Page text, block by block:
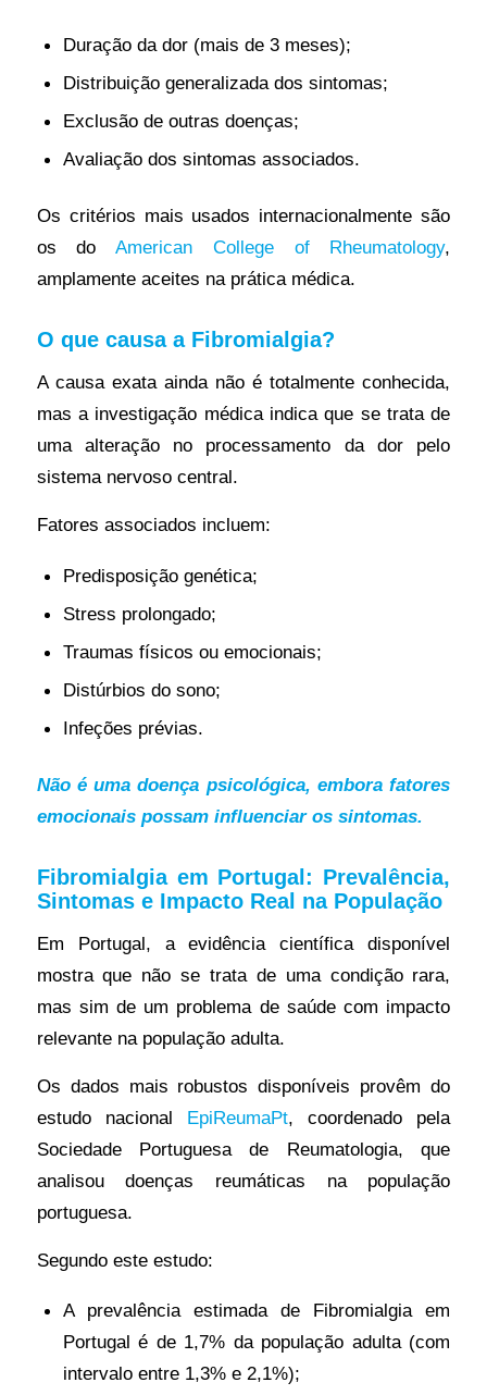
Duração da dor (mais de 3 meses);
Distribuição generalizada dos sintomas;
Exclusão de outras doenças;
Avaliação dos sintomas associados.
Os critérios mais usados internacionalmente são
os doAmerican College of Rheumatology,
amplamente aceites na prática médica.
O que causa a Fibromialgia?
A causa exata ainda não é totalmente conhecida,
mas a investigação médica indica que se trata de
uma alteração no processamento da dor pelo
sistema nervoso central.
Fatores associados incluem:
Predisposição genética;
Stress prolongado;
Traumas físicos ou emocionais;
Distúrbios do sono;
Infeções prévias.
Não é uma doença psicológica, embora fatores
emocionais possam influenciar os sintomas.
Fibromialgia em Portugal: Prevalência,
Sintomas e Impacto Real na População
Em Portugal, a evidência científica disponível
mostra que não se trata de uma condição rara,
mas sim de um problema de saúde com impacto
relevante na população adulta.
Os dados mais robustos disponíveis provêm do
estudo nacional EpiReumaPt, coordenado pela
Sociedade Portuguesa de Reumatologia, que
analisou doenças reumáticas na população
portuguesa.
Segundo este estudo:
A prevalência estimada de Fibromialgia em
Portugal é de 1,7% da população adulta (com
intervalo entre 1,3% e 2,1%);